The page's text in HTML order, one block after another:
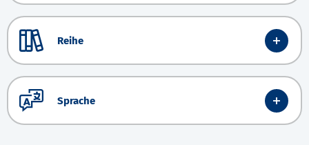
Reihe
Sprache